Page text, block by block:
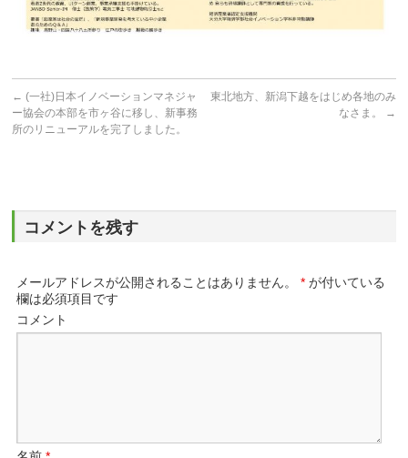
← (一社)日本イノベーションマネジャ
ー協会の本部を市ヶ谷に移し、新事務
所のリニューアルを完了しました。
東北地方、新潟下越をはじめ各地のみ
なさま。
→
コメントを残す
メールアドレスが公開されることはありません。 * が付いている
欄は必須項目です
コメント